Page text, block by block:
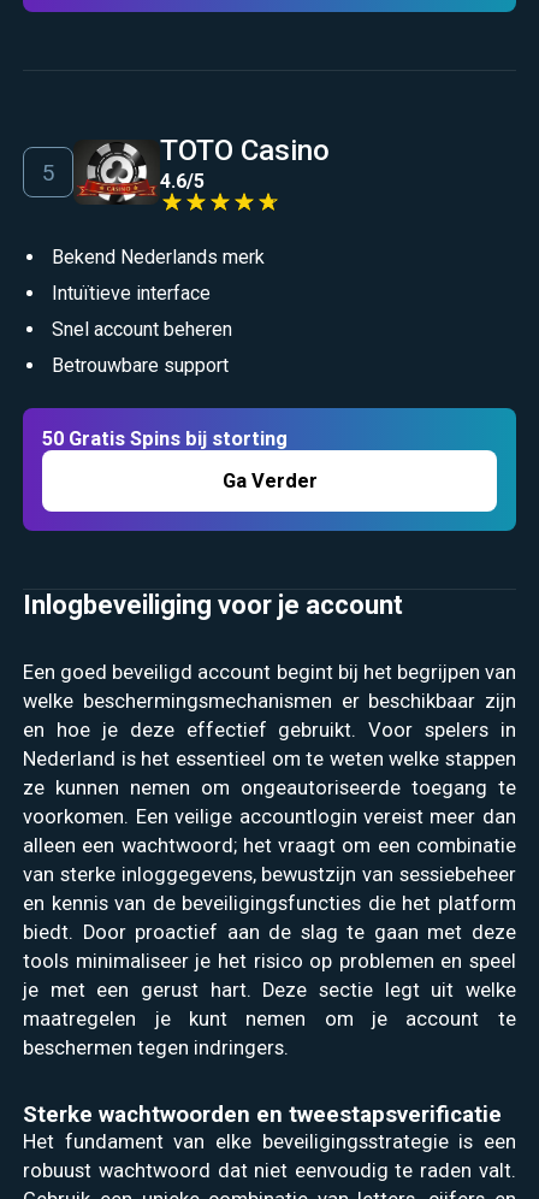
TOTO Casino
4.6/5
Bekend Nederlands merk
Intuïtieve interface
Snel account beheren
Betrouwbare support
50 Gratis Spins bij storting
Ga Verder
Inlogbeveiliging voor je account
Een goed beveiligd account begint bij het begrijpen van
welke beschermingsmechanismen er beschikbaar zijn
en hoe je deze effectief gebruikt. Voor spelers in
Nederland is het essentieel om te weten welke stappen
ze kunnen nemen om ongeautoriseerde toegang te
voorkomen. Een veilige accountlogin vereist meer dan
alleen een wachtwoord; het vraagt om een combinatie
van sterke inloggegevens, bewustzijn van sessiebeheer
en kennis van de beveiligingsfuncties die het platform
biedt. Door proactief aan de slag te gaan met deze
tools minimaliseer je het risico op problemen en speel
je met een gerust hart. Deze sectie legt uit welke
maatregelen je kunt nemen om je account te
beschermen tegen indringers.
Sterke wachtwoorden en tweestapsverificatie
Het fundament van elke beveiligingsstrategie is een
robuust wachtwoord dat niet eenvoudig te raden valt.